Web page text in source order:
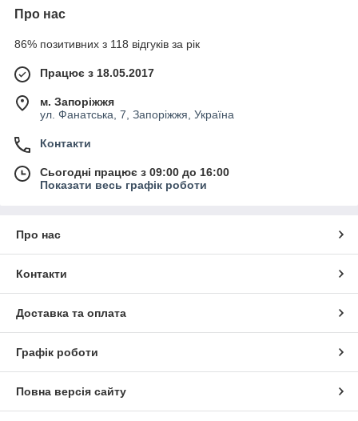
Про нас
86% позитивних з 118 відгуків за рік
Працює з 18.05.2017
м. Запоріжжя
ул. Фанатська, 7, Запоріжжя, Україна
Контакти
Сьогодні працює з 09:00 до 16:00
Показати весь графік роботи
Про нас
Контакти
Доставка та оплата
Графік роботи
Повна версія сайту